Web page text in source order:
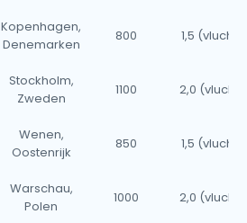
Kopenhagen,
Denemarken
800 1,5 (vlucht)
Stockholm,
Zweden
1100 2,0 (vlucht)
Wenen,
Oostenrijk
850 1,5 (vlucht)
Warschau,
Polen
1000 2,0 (vlucht)